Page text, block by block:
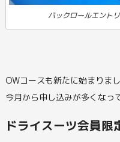
バックロールエント
OWコースも新たに始まりまし
今月から申し込みが多くなっ
ドライスーツ会員限